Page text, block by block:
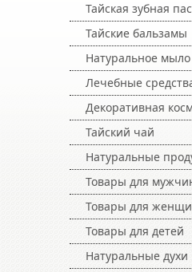
Тайская зубная
Тайские бальзамы
Натуральное мыло
Лечебные
Декоративная
Тайский чай
Натуральные
Товары для
Товары для
Товары для детей
Натуральные духи